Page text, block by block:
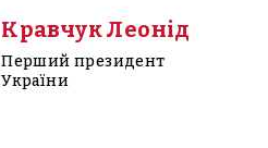
Кравчук Леонід
Перший президент
України